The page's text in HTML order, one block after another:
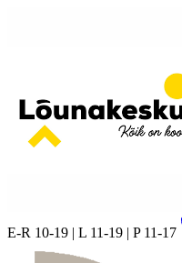
E-R 10-19 | L 11-19 | P 11-17